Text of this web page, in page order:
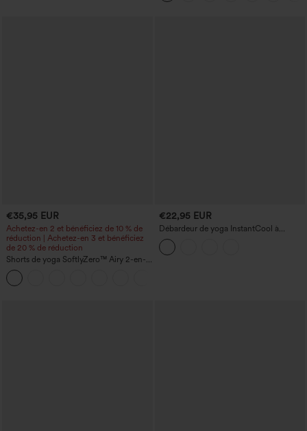
€35,95 EUR
Achetez-en 2 et bénéficiez de 10 % de
réduction | Achetez-en 3 et bénéficiez
de 20 % de réduction
Shorts de yoga SoftlyZero™ Airy 2-en-1
InstantCool, super taille haute, 7" avec
poches
€22,95 EUR
Débardeur de yoga InstantCool à
encolure ronde - UPF50+